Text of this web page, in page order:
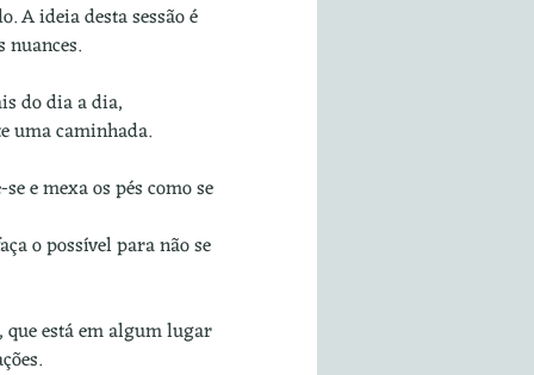
A ideia desta sessão é
nuances.
do dia a dia,
uma caminhada.
e mexa os pés como se
o possível para não se
que está em algum lugar